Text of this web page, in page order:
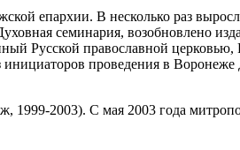
епархии. В несколько раз
семинария, возобновлено
Русской православной
проведения в
1999-2003). С мая 2003 года